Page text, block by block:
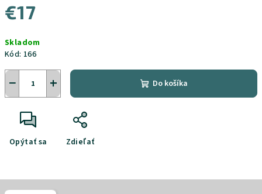
€17
cena:
Skladom
Kód: 166
+
− Do košíka
Opýtať sa Zdieľať